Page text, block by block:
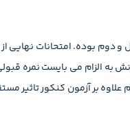
و دوم بوده. امتحانات نهایی
به الزام می بایست نمره
بر آزمون کنکور تاثیر